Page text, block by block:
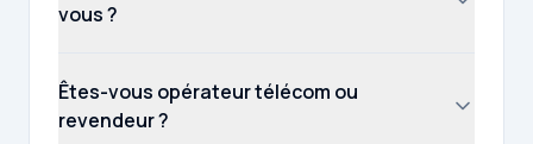
vous ?
Êtes-vous opérateur télécom ou
revendeur ?